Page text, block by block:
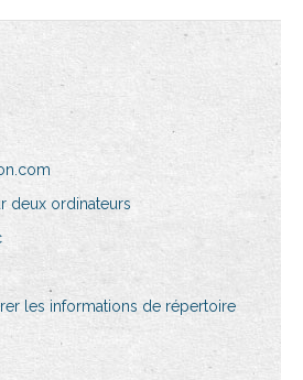
deux ordinateurs
les informations de répertoire